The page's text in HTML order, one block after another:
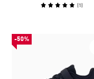
(1)
-50%